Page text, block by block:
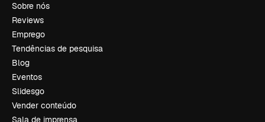
Sobre nós
Reviews
Emprego
Tendências de pesquisa
Blog
Eventos
Slidesgo
Vender conteúdo
Sala de imprensa